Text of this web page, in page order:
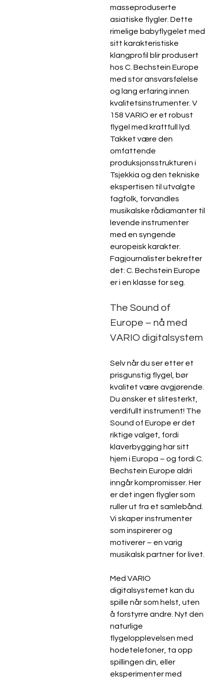
masseproduserte
asiatiske flygler. Dette
rimelige babyflygelet med
sitt karakteristiske
klangprofil blir produsert
hos C. Bechstein Europe
med stor ansvarsfølelse
og lang erfaring innen
kvalitetsinstrumenter. V
158 VARIO er et robust
flygel med kraftfull lyd.
Takket være den
omfattende
produksjonsstrukturen i
Tsjekkia og den tekniske
ekspertisen til utvalgte
fagfolk, forvandles
musikalske rådiamanter til
levende instrumenter
med en syngende
europeisk karakter.
Fagjournalister bekrefter
det: C. Bechstein Europe
er i en klasse for seg.
The Sound of
Europe – nå med
VARIO digitalsystem
Selv når du ser etter et
prisgunstig flygel, bør
kvalitet være avgjørende.
Du ønsker et slitesterkt,
verdifullt instrument! The
Sound of Europe er det
riktige valget, fordi
klaverbygging har sitt
hjem i Europa – og fordi C.
Bechstein Europe aldri
inngår kompromisser. Her
er det ingen flygler som
ruller ut fra et samlebånd.
Vi skaper instrumenter
som inspirerer og
motiverer – en varig
musikalsk partner for livet.
Med VARIO
digitalsystemet kan du
spille når som helst, uten
å forstyrre andre. Nyt den
naturlige
flygelopplevelsen med
hodetelefoner, ta opp
spillingen din, eller
eksperimenter med